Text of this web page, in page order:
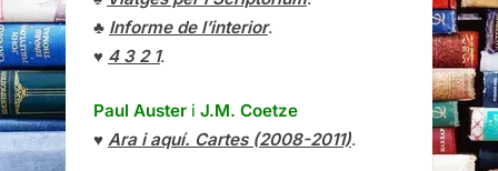
♣ Informe de l’interior.
♥ 4 3 2 1.
Paul Auster i J.M. Coetze
♥ Ara i aquí. Cartes (2008-2011).